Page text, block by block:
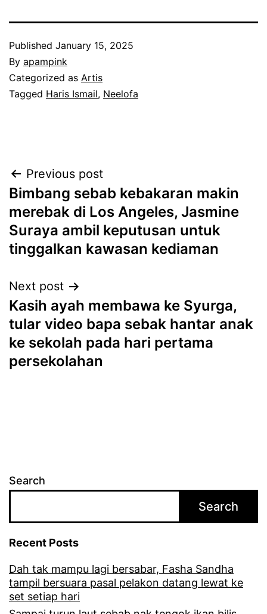
Published January 15, 2025
By apampink
Categorized as Artis
Tagged Haris Ismail, Neelofa
Post
navigation
Previous post
Bimbang sebab kebakaran makin
merebak di Los Angeles, Jasmine
Suraya ambil keputusan untuk
tinggalkan kawasan kediaman
Next post
Kasih ayah membawa ke Syurga,
tular video bapa sebak hantar anak
ke sekolah pada hari pertama
persekolahan
Search
Search
Recent Posts
Dah tak mampu lagi bersabar, Fasha Sandha
tampil bersuara pasal pelakon datang lewat ke
set setiap hari